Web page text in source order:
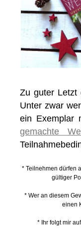
Zu guter Letzt
Unter zwar
ein Exemplar
gemachte
* Teilnehmen dürfen
gültiger
* Wer an diesem
einen
* Ihr folgt mir auf